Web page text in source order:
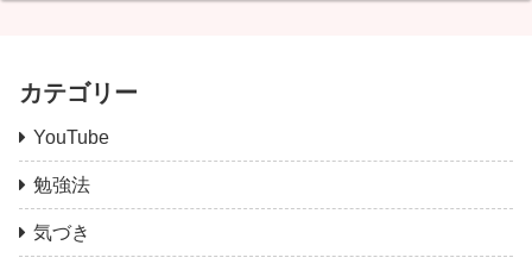
カテゴリー
YouTube
勉強法
気づき